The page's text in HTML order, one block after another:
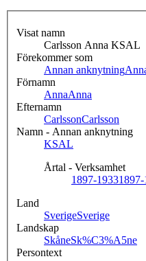
Visat namn
Carlsson Anna KSAL
Förekommer som
Annan anknytning
Förnamn
AnnaAnna
Efternamn
CarlssonCarlsson
Namn - Annan anknytning
KSAL
Årtal - Verksamhet
1897-1933
Land
SverigeSverige
Landskap
SkåneSk%C3%A5ne
Persontext